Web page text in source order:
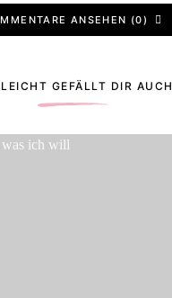
ANSEHEN (0)
GEFÄLLT DIR AUCH